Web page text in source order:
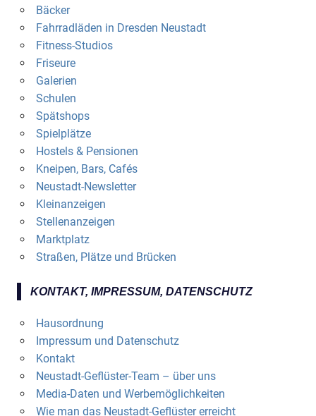
Bäcker
Fahrradläden in Dresden Neustadt
Fitness-Studios
Friseure
Galerien
Schulen
Spätshops
Spielplätze
Hostels & Pensionen
Kneipen, Bars, Cafés
Neustadt-Newsletter
Kleinanzeigen
Stellenanzeigen
Marktplatz
Straßen, Plätze und Brücken
KONTAKT, IMPRESSUM, DATENSCHUTZ
Hausordnung
Impressum und Datenschutz
Kontakt
Neustadt-Geflüster-Team – über uns
Media-Daten und Werbemöglichkeiten
Wie man das Neustadt-Geflüster erreicht